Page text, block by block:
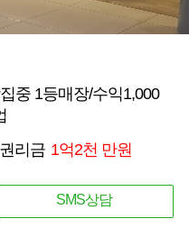
중 1등매장/수익1,000
권리금 1억2천 만원
SMS상담